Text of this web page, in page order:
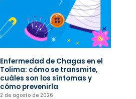
Enfermedad de Chagas en el
Tolima: cómo se transmite,
cuáles son los síntomas y
cómo prevenirla
2 de agosto de 2026